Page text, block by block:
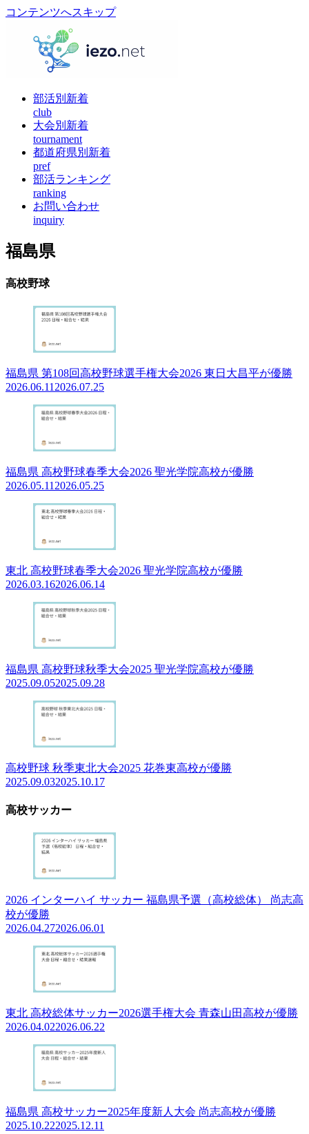
コンテンツへスキップ
部活別新着
club
大会別新着
tournament
都道府県別新着
pref
部活ランキング
ranking
お問い合わせ
inquiry
福島県
高校野球
福島県 第108回高校野球選手権大会2026 東日大昌平が優勝
2026.06.112026.07.25
福島県 高校野球春季大会2026 聖光学院高校が優勝
2026.05.112026.05.25
東北 高校野球春季大会2026 聖光学院高校が優勝
2026.03.162026.06.14
福島県 高校野球秋季大会2025 聖光学院高校が優勝
2025.09.052025.09.28
高校野球 秋季東北大会2025 花巻東高校が優勝
2025.09.032025.10.17
高校サッカー
2026 インターハイ サッカー 福島県予選（高校総体） 尚志高
校が優勝
2026.04.272026.06.01
東北 高校総体サッカー2026選手権大会 青森山田高校が優勝
2026.04.022026.06.22
福島県 高校サッカー2025年度新人大会 尚志高校が優勝
2025.10.222025.12.11